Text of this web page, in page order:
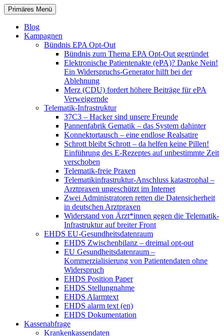
Zum
Inhalt
springen
patientenrechte-datenschutz.de
Suchen
Primäres Menü
Blog
Kampagnen
Bündnis EPA Opt-Out
Bündnis zum Thema EPA Opt-Out gegründet
Elektronische Patientenakte (ePA)? Danke Nein!
Ein Widerspruchs-Generator hilft bei der
Ablehnung
Merz (CDU) fordert höhere Beiträge für ePA
Verweigernde
Telematik-Infrastruktur
37C3 – Hacker sind unsere Freunde
Pannenfabrik Gematik – das System dahinter
Konnektortausch – eine endlose Realsatire
Schrott bleibt Schrott – da helfen keine Pillen!
Einführung des E-Rezeptes auf unbestimmte Zeit
verschoben
Telematik-freie Praxen
Telematikinfrastruktur-Anschluss katastrophal –
Arztpraxen ungeschützt im Internet
Zwei Administratoren retten die Datensicherheit
in deutschen Arztpraxen
Widerstand von Ärzt*innen gegen die Telematik-
Infrastruktur auf breiter Front
EHDS EU-Gesundheitsdatenraum
EHDS Zwischenbilanz – dreimal opt-out
EU Gesundheitsdatenraum –
Kommerzialisierung von Patientendaten ohne
Widerspruch
EHDS Position Paper
EHDS Stellungnahme
EHDS Alarmtext
EHDS alarm text (en)
EHDS Dokumentation
Kassenabfrage
Krankenkassendaten